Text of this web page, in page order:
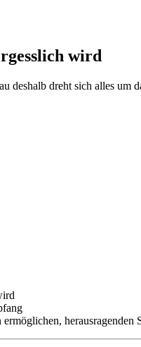
wird
deshalb dreht sich alles um
herausragenden